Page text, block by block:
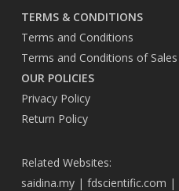
TERMS & CONDITIONS
Terms and Conditions
Terms and Conditions of Sales
OUR POLICIES
Privacy Policy
Return Policy
Related Websites:
saidina.my| fdscientific.com |